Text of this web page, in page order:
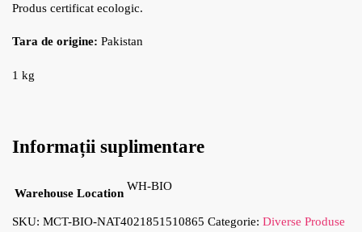
Produs certificat ecologic.
Tara de origine: Pakistan
1 kg
Informații suplimentare
Warehouse Location
WH-BIO
SKU: MCT-BIO-NAT4021851510865 Categorie: Diverse Produse